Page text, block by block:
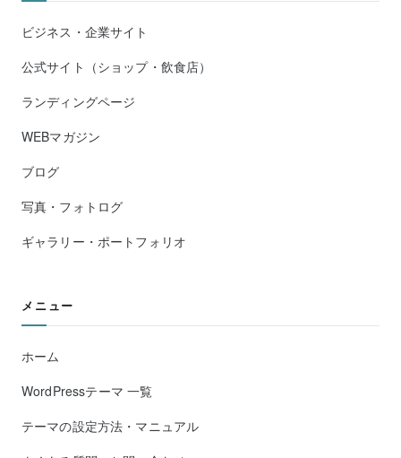
ビジネス・企業サイト
公式サイト（ショップ・飲食店）
ランディングページ
WEBマガジン
ブログ
写真・フォトログ
ギャラリー・ポートフォリオ
メニュー
ホーム
WordPressテーマ 一覧
テーマの設定方法・マニュアル